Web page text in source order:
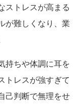
ストレスが高まる
が難しくなり、業
持ちや体調に耳を
トレスが強すぎて
己判断で無理をせ